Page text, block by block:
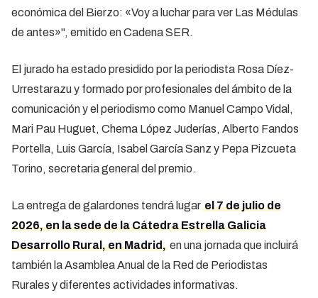
económica del Bierzo: «Voy a luchar para ver Las Médulas
de antes»", emitido en Cadena SER.
El jurado ha estado presidido por la periodista Rosa Díez-
Urrestarazu y formado por profesionales del ámbito de la
comunicación y el periodismo como Manuel Campo Vidal,
Mari Pau Huguet, Chema López Juderías, Alberto Fandos
Portella, Luis García, Isabel García Sanz y Pepa Pizcueta
Torino, secretaria general del premio.
La entrega de galardones tendrá lugar el 7 de julio de
2026, en la sede de la Cátedra Estrella Galicia
Desarrollo Rural, en Madrid, en una jornada que incluirá
también la Asamblea Anual de la Red de Periodistas
Rurales y diferentes actividades informativas.